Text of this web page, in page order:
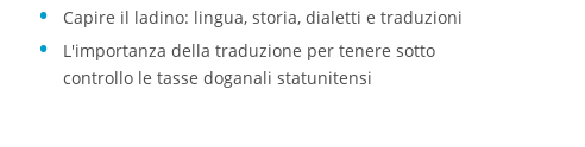
Capire il ladino: lingua, storia, dialetti e traduzioni
L'importanza della traduzione per tenere sotto
controllo le tasse doganali statunitensi